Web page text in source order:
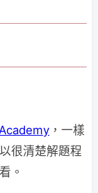
，一樣
很清楚解題程
。